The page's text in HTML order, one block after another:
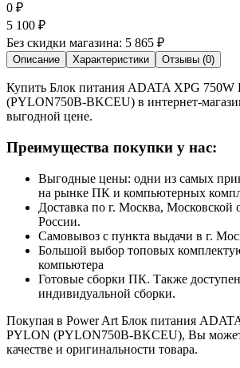
0 ₽
5 100 ₽
Без скидки магазина: 5 865 ₽
Описание Характеристики Отзывы (0)
Купить Блок питания ADATA XPG 750W
(PYLON750B-BKCEU) в интернет-
выгодной цене.
Преимущества покупки у нас:
Выгодные цены: одни из самых
на рынке ПК и компьютерных
Доставка по г. Москва, Московской
России.
Самовывоз с пункта выдачи в г.
Большой выбор топовых
компьютера
Готовые сборки ПК. Также доступен
индивидуальной сборки.
Покупая в Power Art Блок питания
PYLON (PYLON750B-BKCEU), Вы
качестве и оригинальности товара.